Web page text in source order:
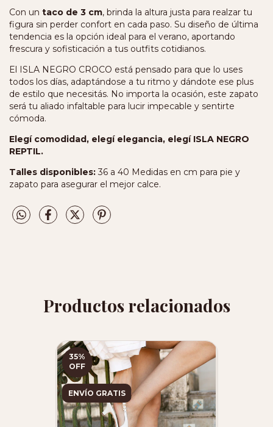
Con un taco de 3 cm, brinda la altura justa para realzar tu
figura sin perder confort en cada paso. Su diseño de última
tendencia es la opción ideal para el verano, aportando
frescura y sofisticación a tus outfits cotidianos.
El ISLA NEGRO CROCO está pensado para que lo uses
todos los días, adaptándose a tu ritmo y dándote ese plus
de estilo que necesitás. No importa la ocasión, este zapato
será tu aliado infaltable para lucir impecable y sentirte
cómoda.
Elegí comodidad, elegí elegancia, elegí ISLA NEGRO
REPTIL.
Talles disponibles:36 a 40 Medidas en cm para pie y
zapato para asegurar el mejor calce.
Productos relacionados
35%
OFF
ENVÍO GRATIS